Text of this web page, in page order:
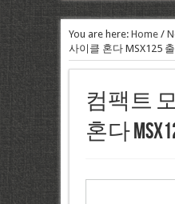
You are here: Home/
사이클 혼다 MSX125
컴팩트
혼다